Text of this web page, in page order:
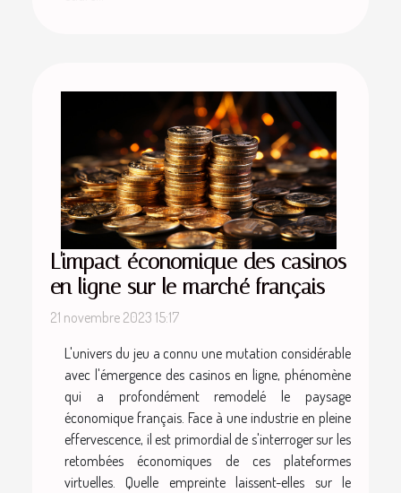
L'impact économique des casinos
en ligne sur le marché français
21 novembre 2023 15:17
L'univers du jeu a connu une mutation considérable
avec l'émergence des casinos en ligne, phénomène
qui a profondément remodelé le paysage
économique français. Face à une industrie en pleine
effervescence, il est primordial de s'interroger sur les
retombées économiques de ces plateformes
virtuelles. Quelle empreinte laissent-elles sur le